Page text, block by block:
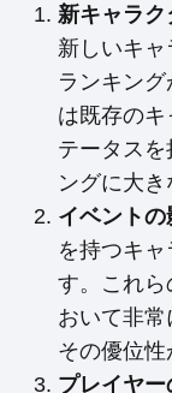
新キャラ
新しいキ
ランキン
は既存の
テータス
ングに大き
イベントの
を持つキ
す。これら
おいて非
その優位性
プレイヤー